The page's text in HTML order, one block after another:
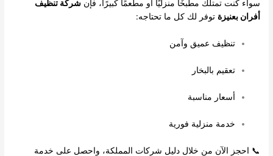
سواء كنت تمتلك مطبخًا منزليًا أو مطعمًا كبيرًا، فإنشركة تنظيف
أفران بعنيزة توفر لك كل ما تحتاجه:
تنظيف عميق وآمن
تعقيم بالبخار
أسعار مناسبة
خدمة منزلية فورية
📞 احجز الآن من خلالدليل شركات المملكة، واحصل على خدمة